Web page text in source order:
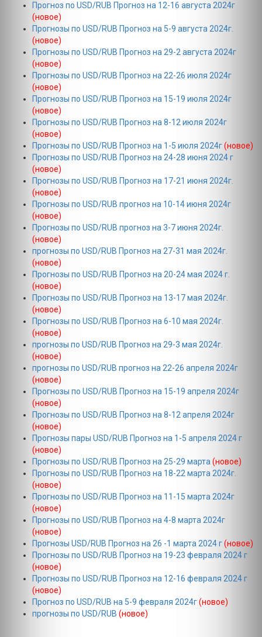
Прогноз по USD/RUB Прогноз на 12-16 августа 2024г
(новое)
Прогнозы по USD/RUB Прогноз на 5-9 августа 2024г.
(новое)
Прогнозы по USD/RUB Прогноз на 29-2 августа 2024г
(новое)
Прогнозы по USD/RUB Прогноз на 22-26 июля 2024г
(новое)
Прогнозы по USD/RUB Прогноз на 15-19 июля 2024г
(новое)
Прогнозы по USD/RUB Прогноз на 8-12 июля 2024г
(новое)
Прогнозы по USD/RUB Прогноз на 1-5 июля 2024г(новое)
Прогнозы по USD/RUB Прогноз на 24-28 июня 2024 г
(новое)
Прогнозы по USD/RUB Прогноз на 17-21 июня 2024г.
(новое)
Прогнозы по USD/RUB прогноз на 10-14 июня 2024г
(новое)
Прогнозы по USD/RUB прогноз на 3-7 июня 2024г.
(новое)
прогнозы по USD/RUB Прогноз на 27-31 мая 2024г.
(новое)
Прогнозы по USD/RUB Прогноз на 20-24 мая 2024 г.
(новое)
Прогнозы по USD/RUB Прогноз на 13-17 мая 2024г.
(новое)
Прогнозы по USD/RUB Прогноз на 6-10 мая 2024г.
(новое)
прогнозы по USD/RUB Прогноз на 29-3 мая 2024г.
(новое)
прогнозы по USD/RUB прогноз на 22-26 апреля 2024г
(новое)
Прогнозы по USD/RUB Прогноз на 15-19 апреля 2024г
(новое)
Прогнозы по USD/RUB Прогноз на 8-12 апреля 2024г
(новое)
Прогнозы пары USD/RUB Прогноз на 1-5 апреля 2024 г
(новое)
Прогнозы по USD/RUB Прогноз на 25-29 марта (новое)
Прогнозы по USD/RUB Прогноз на 18-22 марта 2024г.
(новое)
Прогнозы по USD/RUB Прогноз на 11-15 марта 2024г
(новое)
Прогнозы по USD/RUB Прогноз на 4-8 марта 2024г
(новое)
Прогнозы USD/RUB Прогноз на 26 -1 марта 2024 г(новое)
Прогнозы по USD/RUB Прогноз на 19-23 февраля 2024 г
(новое)
Прогнозы по USD/RUB Прогноз на 12-16 февраля 2024 г
(новое)
Прогноз по USD/RUB на 5-9 февраля 2024г(новое)
прогнозы по USD/RUB (новое)